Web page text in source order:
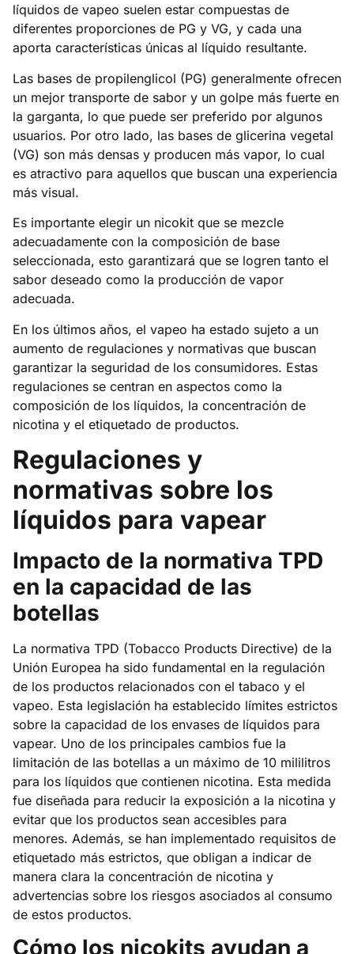
líquidos de vapeo suelen estar compuestas de
diferentes proporciones de PG y VG, y cada una
aporta características únicas al líquido resultante.
Las bases de propilenglicol (PG) generalmente ofrecen
un mejor transporte de sabor y un golpe más fuerte en
la garganta, lo que puede ser preferido por algunos
usuarios. Por otro lado, las bases de glicerina vegetal
(VG) son más densas y producen más vapor, lo cual
es atractivo para aquellos que buscan una experiencia
más visual.
Es importante elegir un nicokit que se mezcle
adecuadamente con la composición de base
seleccionada, esto garantizará que se logren tanto el
sabor deseado como la producción de vapor
adecuada.
En los últimos años, el vapeo ha estado sujeto a un
aumento de regulaciones y normativas que buscan
garantizar la seguridad de los consumidores. Estas
regulaciones se centran en aspectos como la
composición de los líquidos, la concentración de
nicotina y el etiquetado de productos.
Regulaciones y
normativas sobre los
líquidos para vapear
Impacto de la normativa TPD
en la capacidad de las
botellas
La normativa TPD (Tobacco Products Directive) de la
Unión Europea ha sido fundamental en la regulación
de los productos relacionados con el tabaco y el
vapeo. Esta legislación ha establecido límites estrictos
sobre la capacidad de los envases de líquidos para
vapear. Uno de los principales cambios fue la
limitación de las botellas a un máximo de 10 mililitros
para los líquidos que contienen nicotina. Esta medida
fue diseñada para reducir la exposición a la nicotina y
evitar que los productos sean accesibles para
menores. Además, se han implementado requisitos de
etiquetado más estrictos, que obligan a indicar de
manera clara la concentración de nicotina y
advertencias sobre los riesgos asociados al consumo
de estos productos.
Cómo los nicokits ayudan a